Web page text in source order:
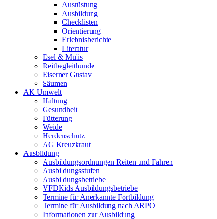
Ausrüstung
Ausbildung
Checklisten
Orientierung
Erlebnisberichte
Literatur
Esel & Mulis
Reitbegleithunde
Eiserner Gustav
Säumen
AK Umwelt
Haltung
Gesundheit
Fütterung
Weide
Herdenschutz
AG Kreuzkraut
Ausbildung
Ausbildungsordnungen Reiten und Fahren
Ausbildungsstufen
Ausbildungsbetriebe
VFDKids Ausbildungsbetriebe
Termine für Anerkannte Fortbildung
Termine für Ausbildung nach ARPO
Informationen zur Ausbildung